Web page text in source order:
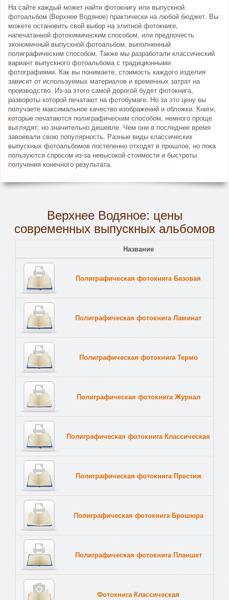
На сайте каждый может найти фотокнигу или выпускной
фотоальбом (Верхнее Водяное) практически на любой бюджет. Вы
можете остановить свой выбор на элитной фотокниге,
напечатанной фотохимическим способом, или предпочесть
экономичный выпускной фотоальбом, выполненный
полиграфическим способом. Также мы разработали классический
вариант выпускного фотоальбома с традиционными
фотографиями. Как вы понимаете, стоимость каждого изделия
зависит от используемых материалов и временных затрат на
производство. Из-за этого самой дорогой будет фотокнига,
развороты которой печатают на фотобумаге. Но за это цену вы
получаете максимальное качество изображений и обложки. Книги,
которые печатаются полиграфическим способом, немного проще
выглядят, но значительно дешевле. Чем они в последнее время
завоевали свою популярность. Разные виды классических
выпускных фотоальбомов постепенно отходят в прошлое, но пока
пользуются спросом из-за невысокой стоимости и быстроты
получения конечного результата.
Верхнее Водяное: цены
современных выпускных альбомов
Название
Полиграфическая фотокнига Базовая
Полиграфическая фотокнига Ламинат
Полиграфическая фотокнига Термо
Полиграфическая фотокнига Журнал
Полиграфическая фотокнига Классическая
Полиграфическая фотокнига Престиж
Полиграфическая фотокнига Брошюра
Полиграфическая фотокнига Планшет
Фотокнига Классическая